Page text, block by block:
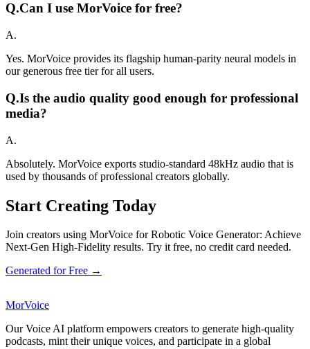
Q.Can I use MorVoice for free?
A.
Yes. MorVoice provides its flagship human-parity neural models in
our generous free tier for all users.
Q.Is the audio quality good enough for professional
media?
A.
Absolutely. MorVoice exports studio-standard 48kHz audio that is
used by thousands of professional creators globally.
Start Creating Today
Join creators using MorVoice for Robotic Voice Generator: Achieve
Next-Gen High-Fidelity results. Try it free, no credit card needed.
Generated for Free →
MorVoice
Our Voice AI platform empowers creators to generate high-quality
podcasts, mint their unique voices, and participate in a global